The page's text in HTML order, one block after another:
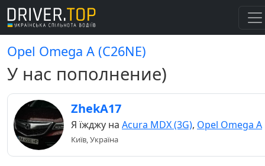
Opel Omega A (C26NE)
У нас пополнение)
ZhekA17
Я їжджу на Acura MDX (3G), Opel Omega A
Київ, Україна